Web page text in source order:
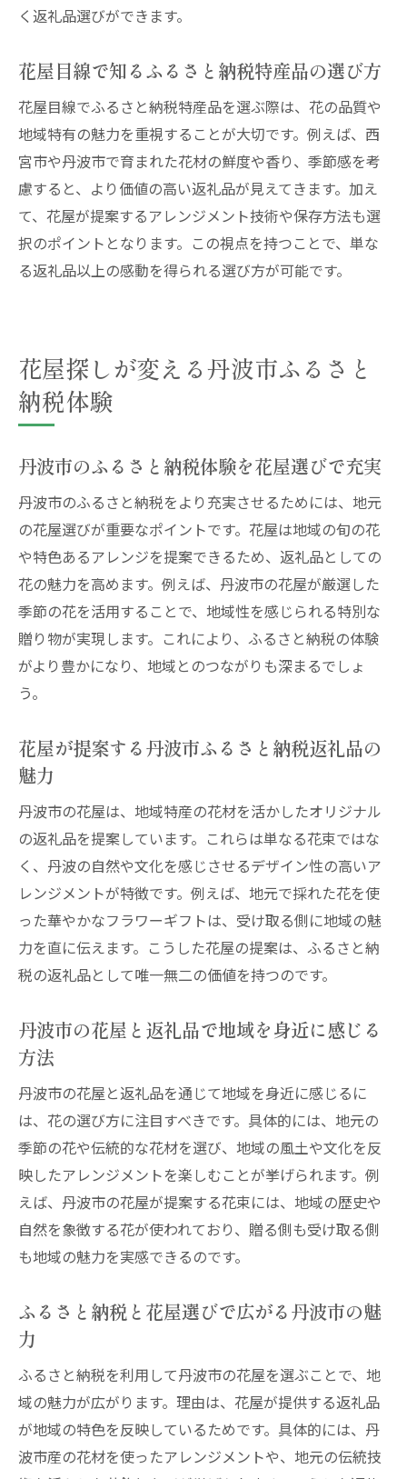
く返礼品選びができます。
花屋目線で知るふるさと納税特産品の選び方
花屋目線でふるさと納税特産品を選ぶ際は、花の品質や
地域特有の魅力を重視することが大切です。例えば、西
宮市や丹波市で育まれた花材の鮮度や香り、季節感を考
慮すると、より価値の高い返礼品が見えてきます。加え
て、花屋が提案するアレンジメント技術や保存方法も選
択のポイントとなります。この視点を持つことで、単な
る返礼品以上の感動を得られる選び方が可能です。
花屋探しが変える丹波市ふるさと
納税体験
丹波市のふるさと納税体験を花屋選びで充実
丹波市のふるさと納税をより充実させるためには、地元
の花屋選びが重要なポイントです。花屋は地域の旬の花
や特色あるアレンジを提案できるため、返礼品としての
花の魅力を高めます。例えば、丹波市の花屋が厳選した
季節の花を活用することで、地域性を感じられる特別な
贈り物が実現します。これにより、ふるさと納税の体験
がより豊かになり、地域とのつながりも深まるでしょ
う。
花屋が提案する丹波市ふるさと納税返礼品の
魅力
丹波市の花屋は、地域特産の花材を活かしたオリジナル
の返礼品を提案しています。これらは単なる花束ではな
く、丹波の自然や文化を感じさせるデザイン性の高いア
レンジメントが特徴です。例えば、地元で採れた花を使
った華やかなフラワーギフトは、受け取る側に地域の魅
力を直に伝えます。こうした花屋の提案は、ふるさと納
税の返礼品として唯一無二の価値を持つのです。
丹波市の花屋と返礼品で地域を身近に感じる
方法
丹波市の花屋と返礼品を通じて地域を身近に感じるに
は、花の選び方に注目すべきです。具体的には、地元の
季節の花や伝統的な花材を選び、地域の風土や文化を反
映したアレンジメントを楽しむことが挙げられます。例
えば、丹波市の花屋が提案する花束には、地域の歴史や
自然を象徴する花が使われており、贈る側も受け取る側
も地域の魅力を実感できるのです。
ふるさと納税と花屋選びで広がる丹波市の魅
力
ふるさと納税を利用して丹波市の花屋を選ぶことで、地
域の魅力が広がります。理由は、花屋が提供する返礼品
が地域の特色を反映しているためです。具体的には、丹
波市産の花材を使ったアレンジメントや、地元の伝統技